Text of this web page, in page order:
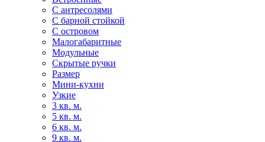
С антресолями
С барной стойкой
С островом
Малогабаритные
Модульные
Скрытые ручки
Размер
Мини-кухни
Узкие
3 кв. м.
5 кв. м.
6 кв. м.
9 кв. м.